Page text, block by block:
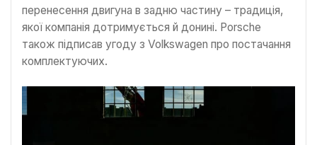
перенесення двигуна в задню частину – традиція,
якої компанія дотримується й донині. Porsche
також підписав угоду з Volkswagen про постачання
комплектуючих.